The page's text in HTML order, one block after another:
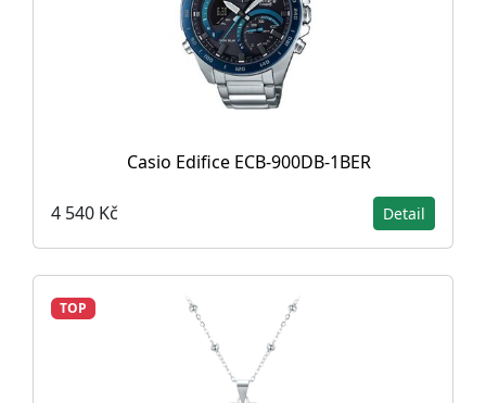
Casio Edifice ECB-900DB-1BER
4 540 Kč Detail
TOP